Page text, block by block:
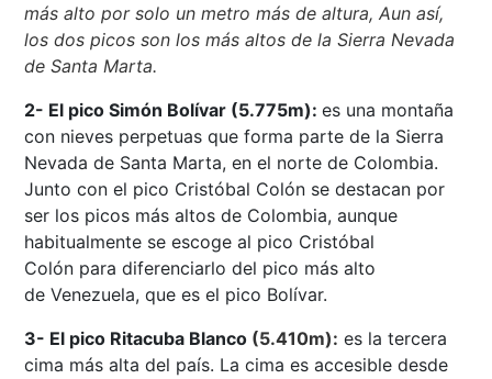
más alto por solo un metro más de altura, Aun así,
los dos picos son los más altos de la Sierra Nevada
de Santa Marta.
2- El pico Simón Bolívar (5.775m):es una montaña
con nieves perpetuas que forma parte de la Sierra
Nevada de Santa Marta, en el norte de Colombia.
Junto con el pico Cristóbal Colón se destacan por
ser los picos más altos de Colombia, aunque
habitualmente se escoge al pico Cristóbal
Colón para diferenciarlo del pico más alto
de Venezuela, que es el pico Bolívar.
3- El pico Ritacuba Blanco (5.410m): es la tercera
cima más alta del país. La cima es accesible desde